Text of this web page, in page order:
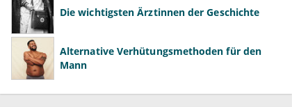
Die wichtigsten Ärztinnen der Geschichte
Alternative Verhütungsmethoden für den
Mann